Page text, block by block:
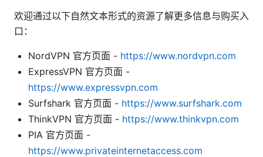
欢迎通过以下自然文本形式的资源了解更多信息与购买入
口：
NordVPN 官方页面 - https://www.nordvpn.com
ExpressVPN 官方页面 -
https://www.expressvpn.com
Surfshark 官方页面 - https://www.surfshark.com
ThinkVPN 官方页面 - https://www.thinkvpn.com
PIA 官方页面 -
https://www.privateinternetaccess.com